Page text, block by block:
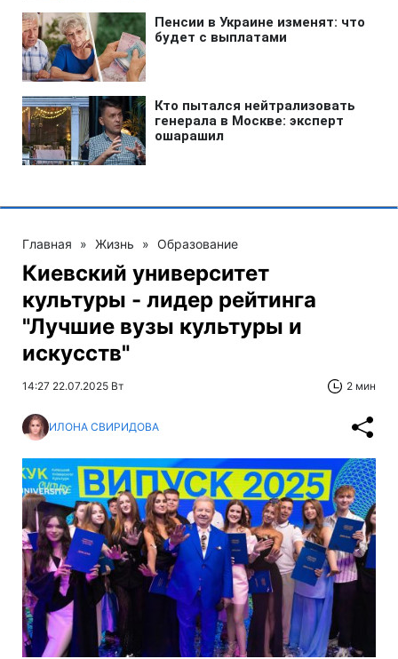
Главная » Жизнь » Образование
Киевский университет
культуры - лидер рейтинга
"Лучшие вузы культуры и
искусств"
14:27 22.07.2025 Вт 2 мин
ИЛОНА СВИРИДОВА